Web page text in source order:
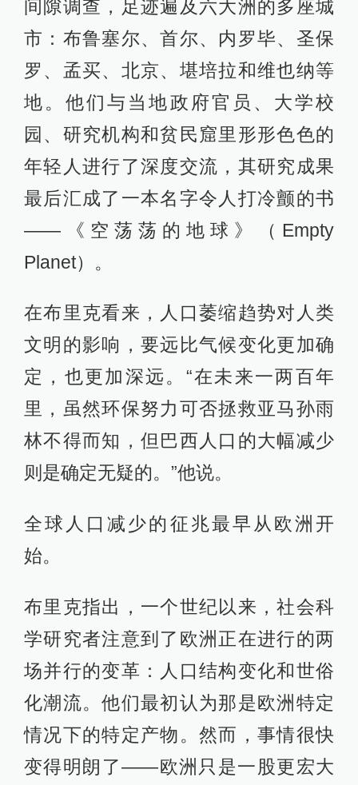
间隙调查，足迹遍及六大洲的多座城
市：布鲁塞尔、首尔、内罗毕、圣保
罗、孟买、北京、堪培拉和维也纳等
地。他们与当地政府官员、大学校
园、研究机构和贫民窟里形形色色的
年轻人进行了深度交流，其研究成果
最后汇成了一本名字令人打冷颤的书
——《空荡荡的地球》（Empty
Planet）。
在布里克看来，人口萎缩趋势对人类
文明的影响，要远比气候变化更加确
定，也更加深远。“在未来一两百年
里，虽然环保努力可否拯救亚马孙雨
林不得而知，但巴西人口的大幅减少
则是确定无疑的。”他说。
全球人口减少的征兆最早从欧洲开
始。
布里克指出，一个世纪以来，社会科
学研究者注意到了欧洲正在进行的两
场并行的变革：人口结构变化和世俗
化潮流。他们最初认为那是欧洲特定
情况下的特定产物。然而，事情很快
变得明朗了——欧洲只是一股更宏大